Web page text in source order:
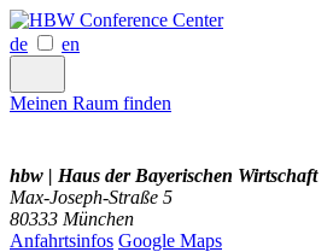
de en
Meinen Raum finden
hbw | Haus der Bayerischen Wirtschaft
Max-Joseph-Straße 5
80333 München
Anfahrtsinfos Google Maps